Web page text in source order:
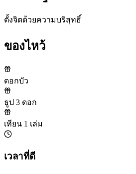
ตั้งจิตด้วยความบริสุทธิ์
ของไหว้
ดอกบัว
ธูป 3 ดอก
เทียน 1 เล่ม
เวลาที่ดี